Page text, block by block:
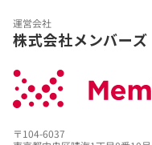
運営会社
株式会社メンバーズ
〒104-6037